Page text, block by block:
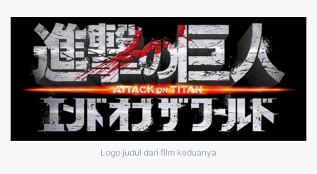
Logo judul dari film keduanya